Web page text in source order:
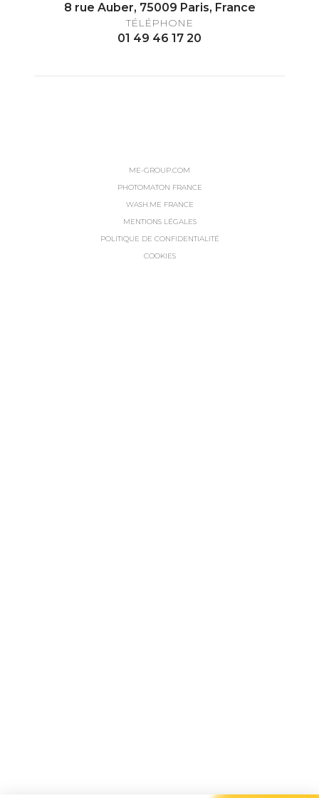
8 rue Auber, 75009 Paris, France
TÉLÉPHONE
01 49 46 17 20
ME-GROUP.COM
PHOTOMATON FRANCE
WASH.ME FRANCE
MENTIONS LÉGALES
POLITIQUE DE CONFIDENTIALITÉ
COOKIES